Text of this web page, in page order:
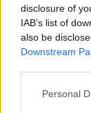
disclosure of
IAB’s list of
also be
Downstream
Please note
Personal
Ελλάδα|
Δύο